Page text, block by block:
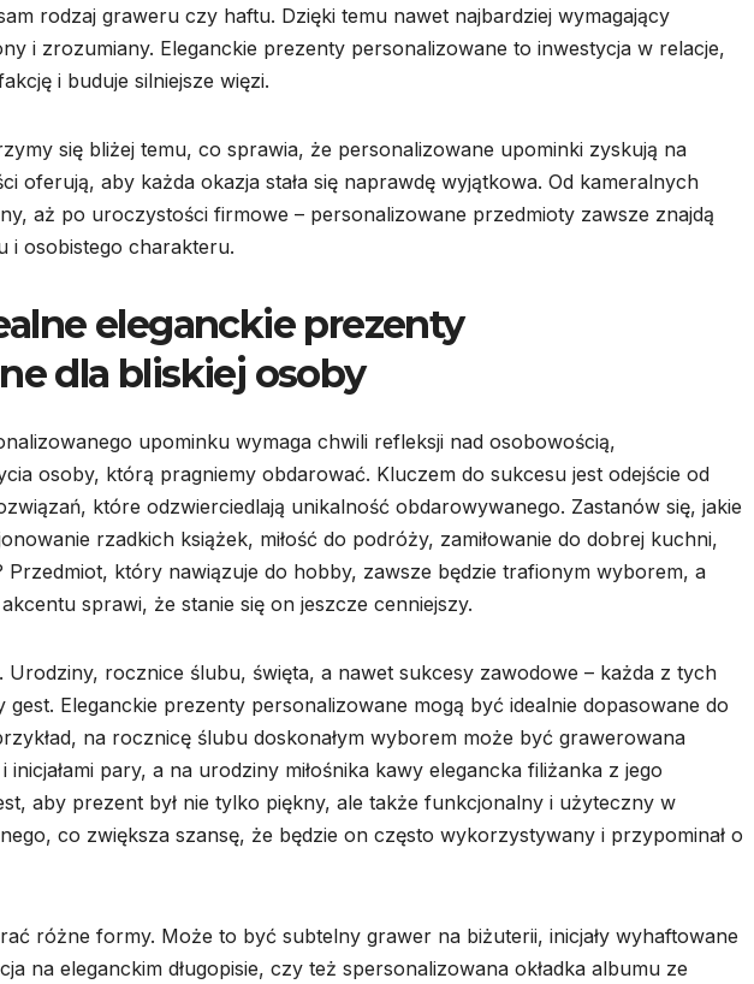
rodzaj graweru czy haftu. Dzięki temu nawet najbardziej wymagający
i zrozumiany. Eleganckie prezenty personalizowane to inwestycja w relacje,
i buduje silniejsze więzi.
się bliżej temu, co sprawia, że personalizowane upominki zyskują na
oferują, aby każda okazja stała się naprawdę wyjątkowa. Od kameralnych
aż po uroczystości firmowe – personalizowane przedmioty zawsze znajdą
i osobistego charakteru.
eleganckie prezenty
dla bliskiej osoby
upominku wymaga chwili refleksji nad osobowością,
osoby, którą pragniemy obdarować. Kluczem do sukcesu jest odejście od
które odzwierciedlają unikalność obdarowywanego. Zastanów się, jakie
rzadkich książek, miłość do podróży, zamiłowanie do dobrej kuchni,
Przedmiot, który nawiązuje do hobby, zawsze będzie trafionym wyborem, a
sprawi, że stanie się on jeszcze cenniejszy.
Urodziny, rocznice ślubu, święta, a nawet sukcesy zawodowe – każda z tych
gest. Eleganckie prezenty personalizowane mogą być idealnie dopasowane do
na rocznicę ślubu doskonałym wyborem może być grawerowana
inicjałami pary, a na urodziny miłośnika kawy elegancka filiżanka z jego
aby prezent był nie tylko piękny, ale także funkcjonalny i użyteczny w
co zwiększa szansę, że będzie on często wykorzystywany i przypominał o
różne formy. Może to być subtelny grawer na biżuterii, inicjały wyhaftowane
na eleganckim długopisie, czy też spersonalizowana okładka albumu ze